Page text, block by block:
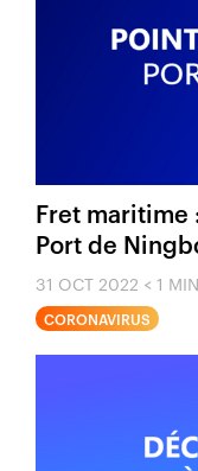
Fret maritime
Port de
31 OCT 2022 < 1
CORONAVIRUS